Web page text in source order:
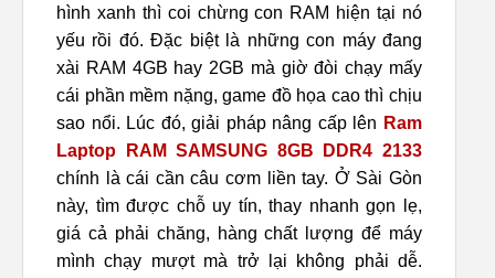
hình xanh thì coi chừng con RAM hiện tại nó
yếu rồi đó. Đặc biệt là những con máy đang
xài RAM 4GB hay 2GB mà giờ đòi chạy mấy
cái phần mềm nặng, game đồ họa cao thì chịu
sao nổi. Lúc đó, giải pháp nâng cấp lên Ram
Laptop RAM SAMSUNG 8GB DDR4 2133
chính là cái cần câu cơm liền tay. Ở Sài Gòn
này, tìm được chỗ uy tín, thay nhanh gọn lẹ,
giá cả phải chăng, hàng chất lượng để máy
mình chạy mượt mà trở lại không phải dễ.